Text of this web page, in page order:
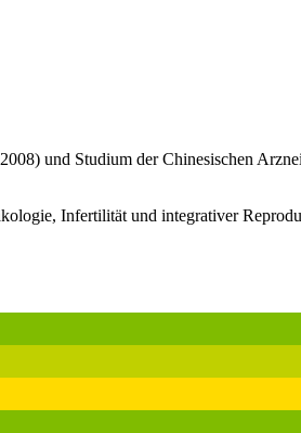
und Studium der Chinesischen
Infertilität und integrativer